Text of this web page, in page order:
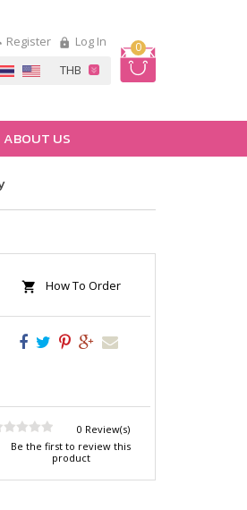
0
Register Log In
ABOUT US
How To Order
0 Review(s)
Be the first to review this
product